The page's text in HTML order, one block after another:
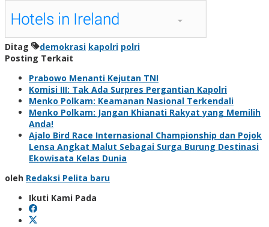
Ditag demokrasi kapolri polri
Posting Terkait
Prabowo Menanti Kejutan TNI
Komisi III: Tak Ada Surpres Pergantian Kapolri
Menko Polkam: Keamanan Nasional Terkendali
Menko Polkam: Jangan Khianati Rakyat yang Memilih
Anda!
Ajalo Bird Race Internasional Championship dan Pojok
Lensa Angkat Malut Sebagai Surga Burung Destinasi
Ekowisata Kelas Dunia
oleh Redaksi Pelita baru
Ikuti Kami Pada